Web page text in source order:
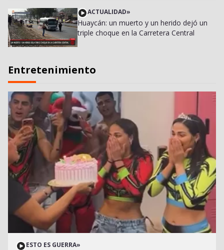
ACTUALIDAD»
Huaycán: un muerto y un herido dejó un
triple choque en la Carretera Central
Entretenimiento
ESTO ES GUERRA»